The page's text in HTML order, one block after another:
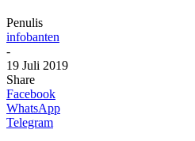
Penulis
infobanten
-
19 Juli 2019
Share
Facebook
WhatsApp
Telegram